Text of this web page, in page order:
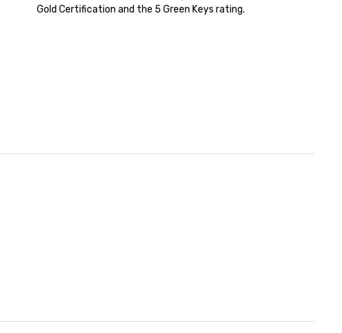
Gold Certification and the 5 Green Keys rating.